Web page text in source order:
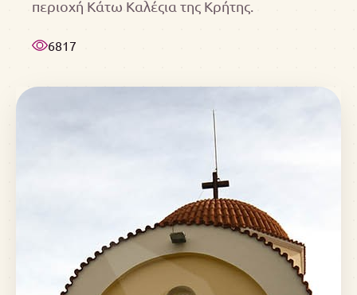
περιοχή Κάτω Καλέςια της Κρήτης.
6817